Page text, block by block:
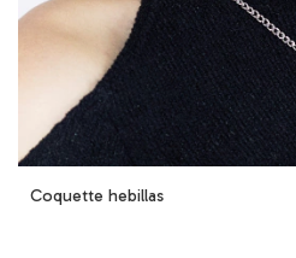
Coquette hebillas